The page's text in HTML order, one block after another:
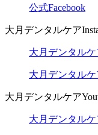
公式Facebook
大月デンタルケア
大月デンタルケ
大月デンタルケ
大月デンタルケア
大月デンタルケ